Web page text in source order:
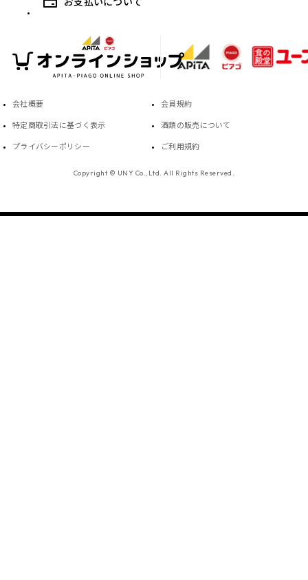
会社概要 会員規約
特定商取引法に基づく表示 酒類の販売について
プライバシーポリシー ご利用規約
Copyright © UNY Co.,Ltd. All Rights Reserved.